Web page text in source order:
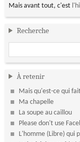
Mais avant tout, c'est
Recherche
À retenir
Mais qu'est-ce qui
Ma chapelle
La soupe au caillou
Please don't use
L'homme (Libre) qui